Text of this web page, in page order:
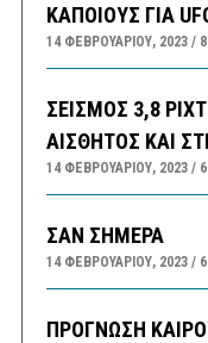
ΚΑΠΟΙΟΥΣ ΓΙΑ
14 ΦΕΒΡΟΥΑΡΊΟΥ, 2023
ΣΕΙΣΜΟΣ 3,8
ΑΙΣΘΗΤΟΣ ΚΑΙ
14 ΦΕΒΡΟΥΑΡΊΟΥ, 2023
ΣΑΝ ΣΗΜΕΡΑ
14 ΦΕΒΡΟΥΑΡΊΟΥ, 2023
ΠΡΟΓΝΩΣΗ